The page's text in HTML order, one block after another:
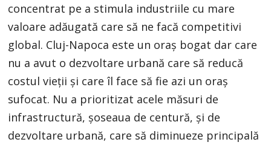
concentrat pe a stimula industriile cu mare
valoare adăugată care să ne facă competitivi
global. Cluj-Napoca este un oraș bogat dar care
nu a avut o dezvoltare urbană care să reducă
costul vieții și care îl face să fie azi un oraș
sufocat. Nu a prioritizat acele măsuri de
infrastructură, șoseaua de centură, și de
dezvoltare urbană, care să diminueze principală